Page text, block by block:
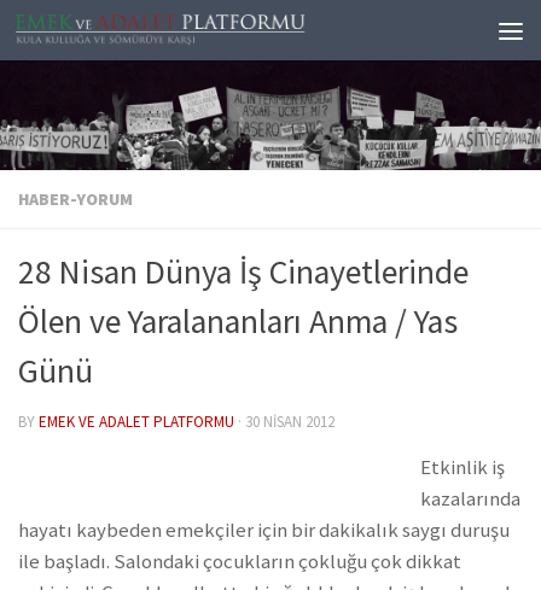
Skip to content
HABER-YORUM
28 Nisan Dünya İş Cinayetlerinde
Ölen ve Yaralananları Anma / Yas
Günü
BYEMEK VE ADALET PLATFORMU · 30 NISAN 2012
Etkinlik iş
kazalarında
hayatı kaybeden emekçiler için bir dakikalık saygı duruşu
ile başladı. Salondaki çocukların çokluğu çok dikkat